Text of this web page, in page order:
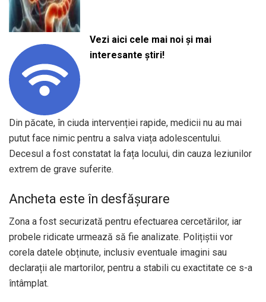
Vezi aici cele mai noi și mai
interesante știri!
Din păcate, în ciuda intervenției rapide, medicii nu au mai
putut face nimic pentru a salva viața adolescentului.
Decesul a fost constatat la fața locului, din cauza leziunilor
extrem de grave suferite.
Ancheta este în desfășurare
Zona a fost securizată pentru efectuarea cercetărilor, iar
probele ridicate urmează să fie analizate. Polițiștii vor
corela datele obținute, inclusiv eventuale imagini sau
declarații ale martorilor, pentru a stabili cu exactitate ce s-a
întâmplat.